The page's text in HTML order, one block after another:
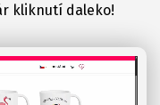
kliknutí daleko!